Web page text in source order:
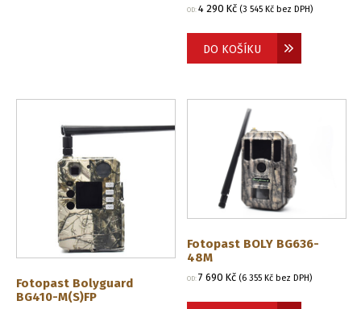
OD:4 290Kč (3 545 Kč bez DPH)
DO KOŠÍKU
Fotopast Bolyguard
BG410-M(S)FP
Fotopast BOLY BG636-
48M
OD:7 690Kč (6 355 Kč bez DPH)